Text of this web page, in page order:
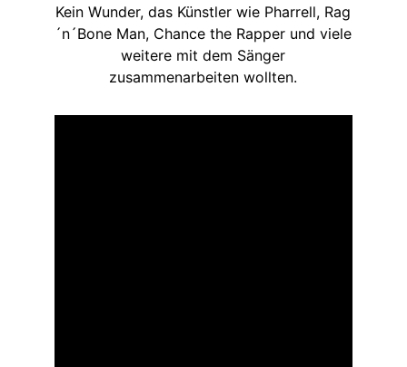
Kein Wunder, das Künstler wie Pharrell, Rag
´n´Bone Man, Chance the Rapper und viele
weitere mit dem Sänger
zusammenarbeiten wollten.